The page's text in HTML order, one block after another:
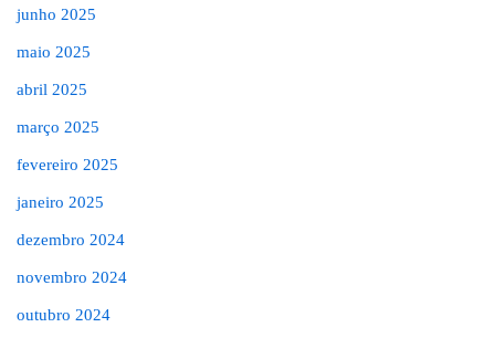
junho 2025
maio 2025
abril 2025
março 2025
fevereiro 2025
janeiro 2025
dezembro 2024
novembro 2024
outubro 2024